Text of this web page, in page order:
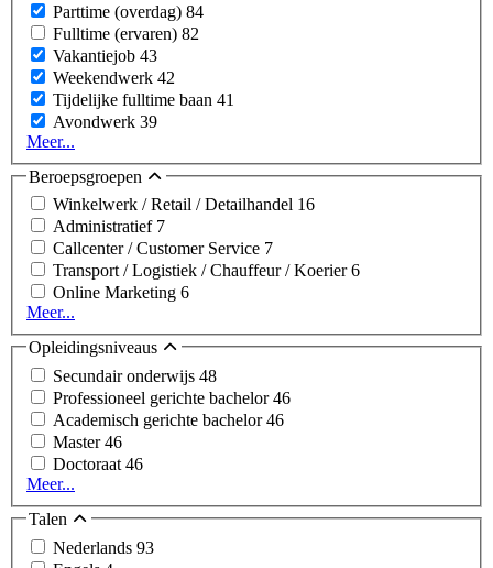
Parttime (overdag) 84
Fulltime (ervaren) 82
Vakantiejob 43
Weekendwerk 42
Tijdelijke fulltime baan 41
Avondwerk 39
Meer...
Beroepsgroepen
Winkelwerk / Retail / Detailhandel 16
Administratief 7
Callcenter / Customer Service 7
Transport / Logistiek / Chauffeur / Koerier6
Online Marketing 6
Meer...
Opleidingsniveaus
Secundair onderwijs 48
Professioneel gerichte bachelor46
Academisch gerichte bachelor46
Master46
Doctoraat 46
Meer...
Talen
Nederlands 93